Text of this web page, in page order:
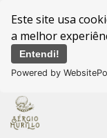
Este site usa
a melhor
Entendi!
Powered by